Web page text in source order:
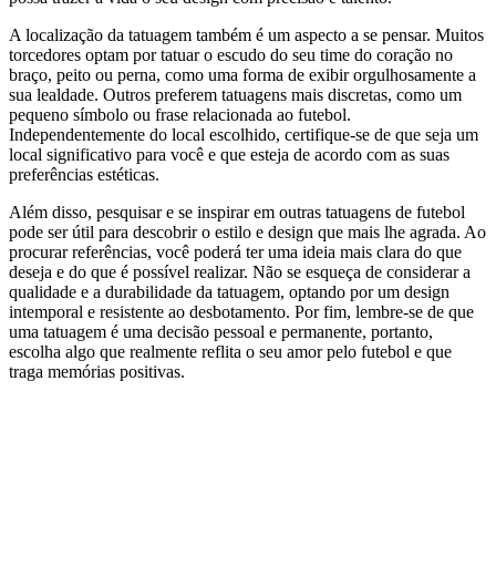
A localização da tatuagem também é um aspecto a se pensar. Muitos
torcedores optam por tatuar o escudo do seu time do coração no
braço, peito ou perna, como uma forma de exibir orgulhosamente a
sua lealdade. Outros preferem tatuagens mais discretas, como um
pequeno símbolo ou frase relacionada ao futebol.
Independentemente do local escolhido, certifique-se de que seja um
local significativo para você e que esteja de acordo com as suas
preferências estéticas.
Além disso, pesquisar e se inspirar em outras tatuagens de futebol
pode ser útil para descobrir o estilo e design que mais lhe agrada. Ao
procurar referências, você poderá ter uma ideia mais clara do que
deseja e do que é possível realizar. Não se esqueça de considerar a
qualidade e a durabilidade da tatuagem, optando por um design
intemporal e resistente ao desbotamento. Por fim, lembre-se de que
uma tatuagem é uma decisão pessoal e permanente, portanto,
escolha algo que realmente reflita o seu amor pelo futebol e que
traga memórias positivas.